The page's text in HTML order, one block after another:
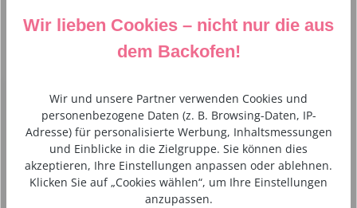
Feld ein
Beschreibung
Modellierwerkzeug aus hochwertigem Material mit 2
kugelförmigen Enden (Durchmesser ca. 12 mm und ca. 3
mm). Um zum Beispiel…Mehr
Hersteller- und Sicherheitsinformationen
Wir lieben Cookies – nicht nur die aus
dem Backofen!
Wir und unsere Partner verwenden Cookies und
personenbezogene Daten (z. B. Browsing-Daten, IP-
Adresse) für personalisierte Werbung, Inhaltsmessungen
und Einblicke in die Zielgruppe. Sie können dies
akzeptieren, Ihre Einstellungen anpassen oder ablehnen.
Klicken Sie auf „Cookies wählen“, um Ihre Einstellungen
anzupassen.